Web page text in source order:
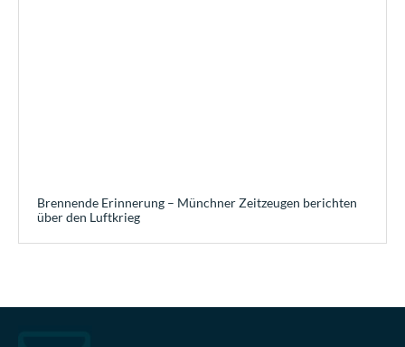
Brennende Erinnerung – Münchner Zeitzeugen berichten
über den Luftkrieg